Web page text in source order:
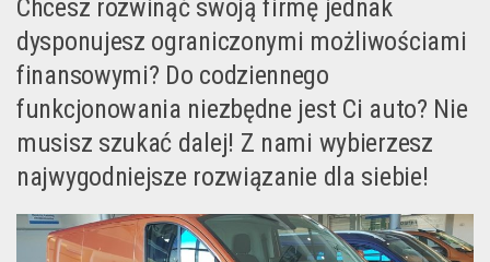
Chcesz rozwinąć swoją firmę jednak
dysponujesz ograniczonymi możliwościami
finansowymi? Do codziennego
funkcjonowania niezbędne jest Ci auto? Nie
musisz szukać dalej! Z nami wybierzesz
najwygodniejsze rozwiązanie dla siebie!